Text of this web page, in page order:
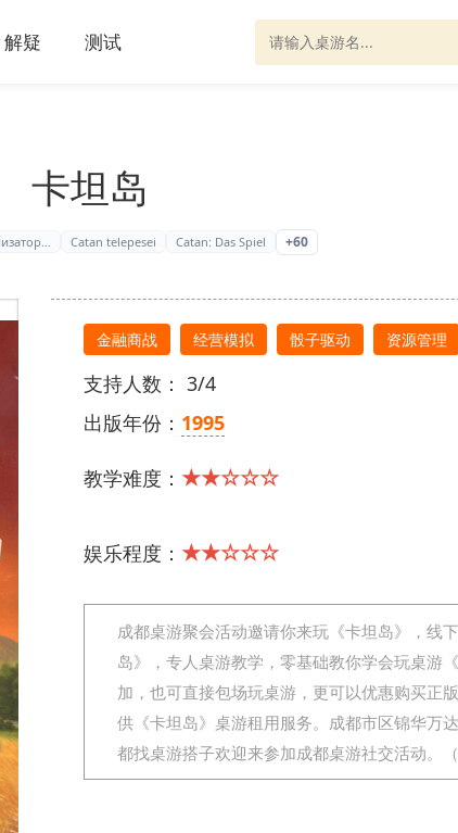
解疑 测试
卡坦岛
Catan telepesei Catan: Das Spiel +60
金融商战 经营模拟 骰子驱动 资源管理
支持人数： 3/4
出版年份： 1995
教学难度： ★★☆☆☆
娱乐程度： ★★☆☆☆
成都桌游聚会活动邀请你来玩《卡坦岛》，线
岛》，专人桌游教学，零基础教你学会玩桌游
加，也可直接包场玩桌游，更可以优惠购买正
供《卡坦岛》桌游租用服务。成都市区锦华万
都找桌游搭子欢迎来参加成都桌游社交活动。（